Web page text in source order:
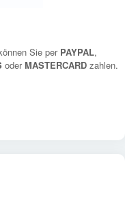
Sie per PAYPAL,
oderMASTERCARD zahlen.